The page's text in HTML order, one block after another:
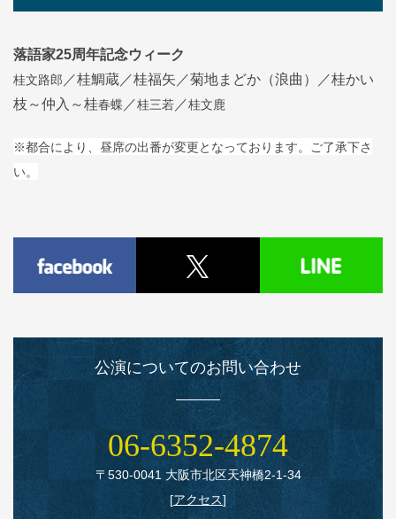
落語家25周年記念ウィーク
桂文路郎 ／桂鯛蔵／桂福矢／菊地まどか（浪曲）／桂かい
枝～仲入～桂春蝶 ／桂三若 ／桂文鹿
※都合により、昼席の出番が変更となっております。ご了承下さ
い。
公演についてのお問い合わせ
06‑6352‑4874
〒530‑0041 大阪市北区天神橋2‑1‑34
[アクセス]